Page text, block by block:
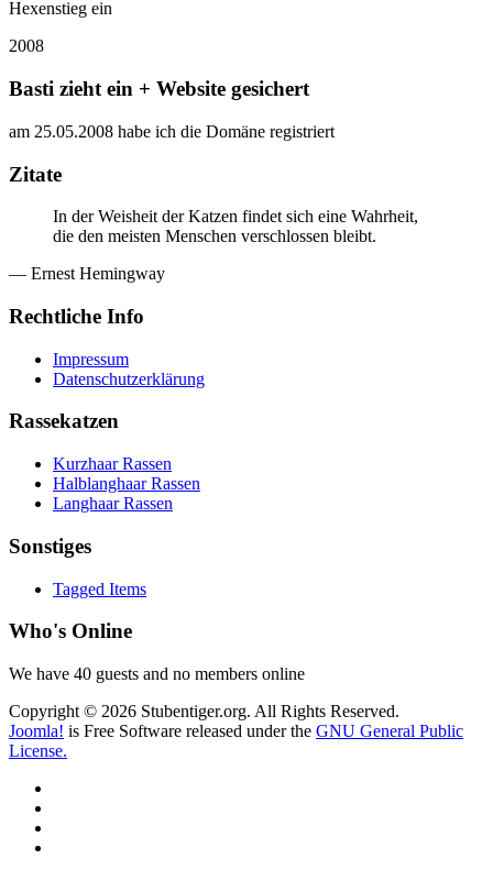
Hexenstieg ein
2008
Basti zieht ein + Website gesichert
am 25.05.2008 habe ich die Domäne registriert
Zitate
In der Weisheit der Katzen findet sich eine Wahrheit,
die den meisten Menschen verschlossen bleibt.
— Ernest Hemingway
Rechtliche Info
Impressum
Datenschutzerklärung
Rassekatzen
Kurzhaar Rassen
Halblanghaar Rassen
Langhaar Rassen
Sonstiges
Tagged Items
Who's Online
We have 40 guests and no members online
Copyright © 2026 Stubentiger.org. All Rights Reserved.
Joomla! is Free Software released under the GNU General Public
License.